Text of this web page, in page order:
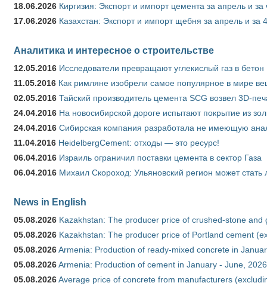
18.06.2026 Киргизия: Экспорт и импорт цемента за апрель и
17.06.2026 Казахстан: Экспорт и импорт щебня за апрель и за
Аналитика и интересное о строительстве
12.05.2016 Исследователи превращают углекислый газ в бетон
11.05.2016 Как римляне изобрели самое популярное в мире
02.05.2016 Тайский производитель цемента SCG возвел 3D-
24.04.2016 На новосибирской дороге испытают покрытие из
24.04.2016 Сибирская компания разработала не имеющую
11.04.2016 HeidelbergCement: отходы — это ресурс!
06.04.2016 Израиль ограничил поставки цемента в сектор Газа
06.04.2016 Михаил Скороход: Ульяновский регион может
News in English
05.08.2026 Kazakhstan: The producer price of crushed-stone and
05.08.2026 Kazakhstan: The producer price of Portland cement
05.08.2026Armenia: Production of ready-mixed concrete in
05.08.2026Armenia: Production of cement in January - June, 2026
05.08.2026Average price of concrete from manufacturers